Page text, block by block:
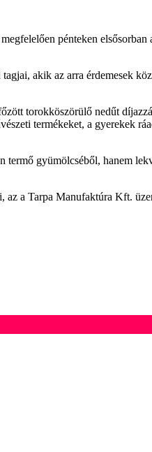
pénteken
akik az arra érdemesek
torokköszörülő nedűt
termékeket, a gyerekek
termő gyümölcséből, hanem
a Tarpa Manufaktúra Kft.